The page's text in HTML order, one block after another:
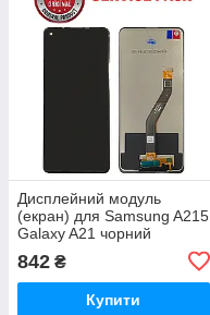
Дисплейний модуль
(екран) для Samsung A215
Galaxy A21 чорний
Оригінал 100% SERVICE
PACK GH82-22988A
842 ₴
Купити